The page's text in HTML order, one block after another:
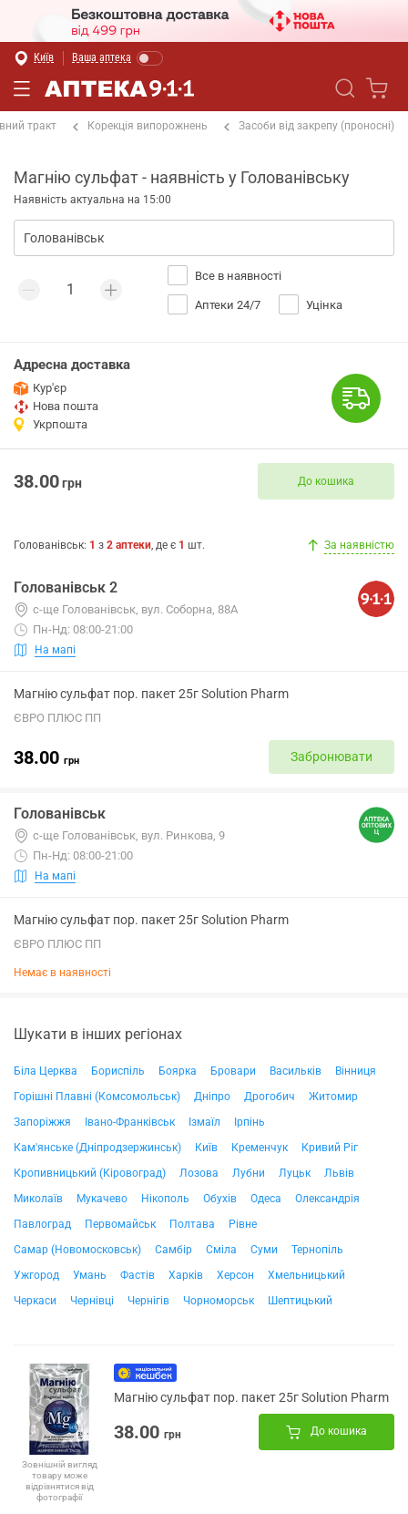
Київ Ваша аптека
тракт Корекція випорожнень Засоби від закрепу (проносні)
Магнію сульфат - наявність у Голованівську
Наявність актуальна на 15:00
Все в наявності
Аптеки 24/7 Уцінка
Адресна доставка
Кур'єр
Нова пошта
Укрпошта
38.00грн До кошика
Голованівськ: 1 з 2 аптеки, де є 1 шт. За наявністю
Голованівськ 2
с-ще Голованівськ, вул. Соборна, 88А
Пн-Нд: 08:00-21:00
На мапі
Магнію сульфат пор. пакет 25г Solution Pharm
ЄВРО ПЛЮС ПП
38.00 грн Забронювати
Голованівськ
с-ще Голованівськ, вул. Ринкова, 9
Пн-Нд: 08:00-21:00
На мапі
Магнію сульфат пор. пакет 25г Solution Pharm
ЄВРО ПЛЮС ПП
Немає в наявності
Шукати в інших регіонах
Біла Церква Бориспіль Боярка Бровари Васильків
Вінниця
Горішні Плавні (Комсомольськ)
Дніпро Дрогобич
Житомир
Запоріжжя
Івано-Франківськ Ізмаїл
Ірпінь
Кам'янське (Дніпродзержинськ)
Київ Кременчук
Кривий Ріг
Кропивницький (Кіровоград)
Лозова Лубни Луцьк
Львів
Миколаїв
Мукачево Нікополь Обухів Одеса
Олександрія
Павлоград
Первомайськ Полтава
Рівне
Самар (Новомосковськ)
Самбір Сміла Суми
Тернопіль
Ужгород
Умань Фастів Харків Херсон
Хмельницький
Черкаси
Чернівці Чернігів Чорноморськ Шептицький
Зовнішній вигляд
товару може
відрізнятися від
фотографії
Магнію сульфат пор. пакет 25г Solution Pharm
38.00 грн До кошика